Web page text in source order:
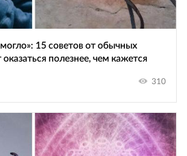
15 советов от обычных
полезнее, чем кажется
310